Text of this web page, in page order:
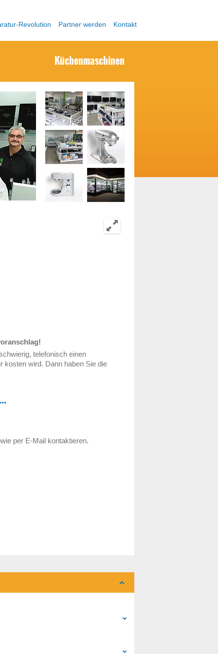
Revolution Partner werden Kontakt
Küchenmaschinen
telefonisch einen
kosten wird. Dann haben Sie die
per E-Mail kontaktieren.